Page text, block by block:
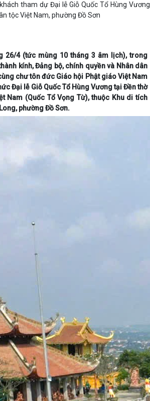
tham dự Đại lễ Giỗ Quốc Tổ Hùng Vương
tộc Việt Nam, phường Đồ Sơn
26/4 (tức mùng 10 tháng 3 âm lịch), trong
kính, Đảng bộ, chính quyền và Nhân dân
chư tôn đức Giáo hội Phật giáo Việt Nam
Đại lễ Giỗ Quốc Tổ Hùng Vương tại Đền thờ
Nam (Quốc Tổ Vọng Từ), thuộc Khu di tích
phường Đồ Sơn.